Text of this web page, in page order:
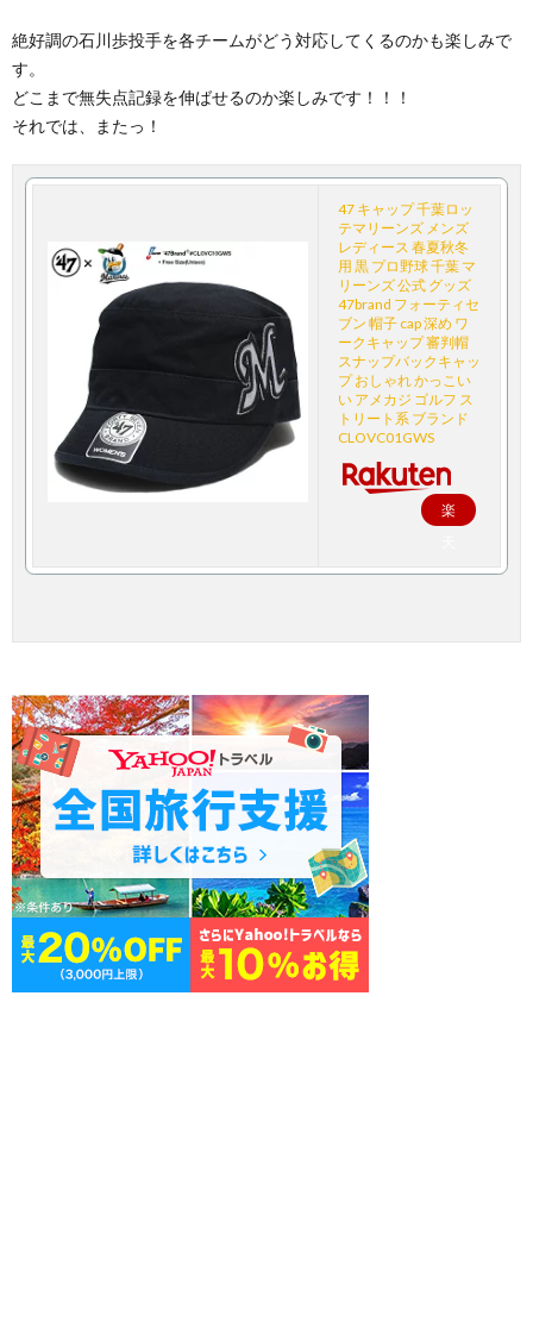
絶好調の石川歩投手を各チームがどう対応してくるのかも楽しみで
す。
どこまで無失点記録を伸ばせるのか楽しみです！！！
それでは、またっ！
47 キャップ 千葉ロッ
テマリーンズ メンズ
レディース 春夏秋冬
用 黒 プロ野球 千葉 マ
リーンズ 公式 グッズ
47brand フォーティセ
ブン 帽子 cap 深め ワ
ークキャップ 審判帽
スナップバックキャッ
プ おしゃれ かっこい
い アメカジ ゴルフ ス
トリート系 ブランド
CLOVC01GWS
楽
で
入